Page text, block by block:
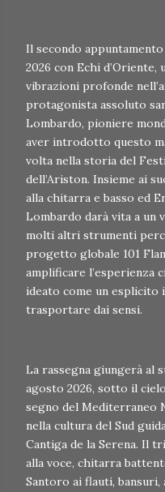
Il secondo
2026 con Echi d’Oriente,
vibrazioni profonde
protagonista assoluto
Lombardo, pioniere
aver introdotto questo
volta nella storia del
dell’Ariston. Insieme ai
alla chitarra e basso ed
Lombardo darà vita a un
molti altri strumenti
progetto globale 101
amplificare l’esperienza
ideato come un esplicito
trasportare dai sensi.
La rassegna giungerà al
agosto 2026, sotto il
segno del Mediterraneo
nella cultura del Sud
Cantiga de la Serena. Il
alla voce, chitarra
Santoro ai flauti, bansuri,